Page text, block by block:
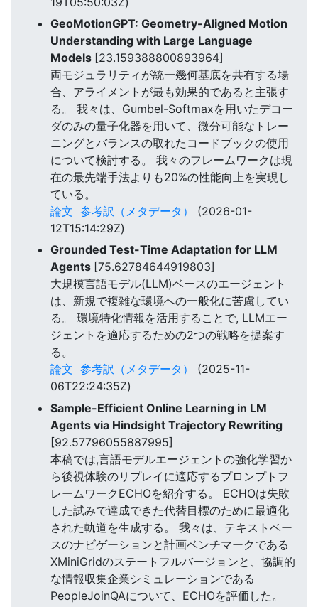
GeoMotionGPT: Geometry-Aligned Motion
Understanding with Large Language
Models [23.159388800893964]
両モジュラリティが統一幾何基底を共有する場
合、アライメントが最も効果的であると主張す
る。 我々は、Gumbel-Softmaxを用いたデコー
ダのみの量子化器を用いて、微分可能なトレー
ニングとバランスの取れたコードブックの使用
について検討する。 我々のフレームワークは現
在の最先端手法よりも20%の性能向上を実現し
ている。
論文 参考訳（メタデータ）
(2026-01-
12T15:14:29Z)
Grounded Test-Time Adaptation for LLM
Agents [75.62784644919803]
大規模言語モデル(LLM)ベースのエージェント
は、新規で複雑な環境への一般化に苦慮してい
る。 環境特化情報を活用することで, LLMエー
ジェントを適応するための2つの戦略を提案す
る。
論文 参考訳（メタデータ）
(2025-11-
06T22:24:35Z)
Sample-Efficient Online Learning in LM
Agents via Hindsight Trajectory Rewriting
[92.57796055887995]
本稿では,言語モデルエージェントの強化学習か
ら後視体験のリプレイに適応するプロンプトフ
レームワークECHOを紹介する。 ECHOは失敗
した試みで達成できた代替目標のために最適化
された軌道を生成する。 我々は、テキストベー
スのナビゲーションと計画ベンチマークである
XMiniGridのステートフルバージョンと、協調的
な情報収集企業シミュレーションである
PeopleJoinQAについて、ECHOを評価した。